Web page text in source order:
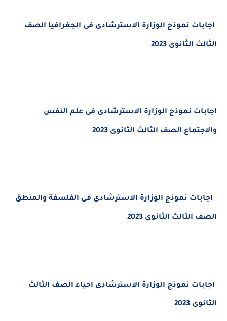
نموذج الوزارة الاسترشادى فى الجغرافياالصف
2023
نموذج الوزارة الاسترشادى فى علم النفس
الصف الثالث الثانوى 2023
نموذج الوزارة الاسترشادى فىالفلسفة والمنطق
الثانوى 2023
نموذج الوزارة الاسترشادى احياء الصف الثالث